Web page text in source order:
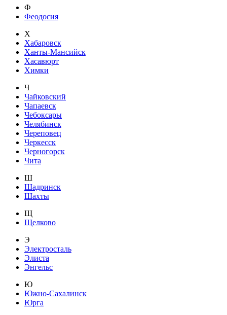
Ф
Феодосия
Х
Хабаровск
Ханты-Мансийск
Хасавюрт
Химки
Ч
Чайковский
Чапаевск
Чебоксары
Челябинск
Череповец
Черкесск
Черногорск
Чита
Ш
Шадринск
Шахты
Щ
Щелково
Э
Электросталь
Элиста
Энгельс
Ю
Южно-Сахалинск
Юрга